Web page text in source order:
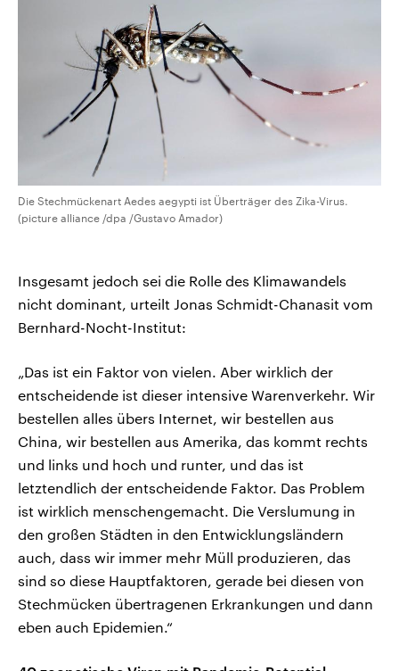
Die Stechmückenart Aedes aegypti ist Überträger des Zika-Virus.
(picture alliance /dpa /Gustavo Amador)
Insgesamt jedoch sei die Rolle des Klimawandels
nicht dominant, urteilt Jonas Schmidt-Chanasit vom
Bernhard-Nocht-Institut:
„Das ist ein Faktor von vielen. Aber wirklich der
entscheidende ist dieser intensive Warenverkehr. Wir
bestellen alles übers Internet, wir bestellen aus
China, wir bestellen aus Amerika, das kommt rechts
und links und hoch und runter, und das ist
letztendlich der entscheidende Faktor. Das Problem
ist wirklich menschengemacht. Die Verslumung in
den großen Städten in den Entwicklungsländern
auch, dass wir immer mehr Müll produzieren, das
sind so diese Hauptfaktoren, gerade bei diesen von
Stechmücken übertragenen Erkrankungen und dann
eben auch Epidemien.“